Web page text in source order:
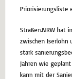
Priorisierungsliste
Straßen.NRW hat
zwischen Iserlohn
stark
Jahren wie
kann mit der